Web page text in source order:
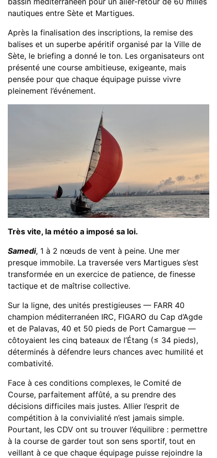
nautiques entre Sète et Martigues.
Après la finalisation des inscriptions, la remise des
balises et un superbe apéritif organisé par la Ville de
Sète, le briefing a donné le ton. Les organisateurs ont
présenté une course ambitieuse, exigeante, mais
pensée pour que chaque équipage puisse vivre
pleinement l’événement.
Très vite, la météo a imposé sa loi.
Samedi, 1 à 2 nœuds de vent à peine. Une mer
presque immobile. La traversée vers Martigues s’est
transformée en un exercice de patience, de finesse
tactique et de maîtrise collective.
Sur la ligne, des unités prestigieuses — FARR 40
champion méditerranéen IRC, FIGARO du Cap d’Agde
et de Palavas, 40 et 50 pieds de Port Camargue —
côtoyaient les cinq bateaux de l’Étang (≤ 34 pieds),
déterminés à défendre leurs chances avec humilité et
combativité.
Face à ces conditions complexes, le Comité de
Course, parfaitement affûté, a su prendre des
décisions difficiles mais justes. Allier l’esprit de
compétition à la convivialité n’est jamais simple.
Pourtant, les CDV ont su trouver l’équilibre : permettre
à la course de garder tout son sens sportif, tout en
veillant à ce que chaque équipage puisse rejoindre la